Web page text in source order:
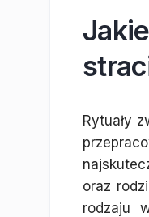
Rytuały
oraz
rodzaju